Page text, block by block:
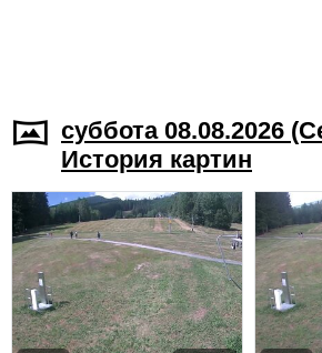
суббота 08.08.2026
История картин